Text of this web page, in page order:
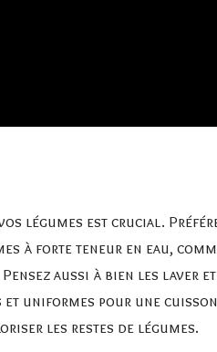
légumes est crucial.
à forte teneur en eau,
aussi à bien les laver
uniformes pour une
les restes de légumes.